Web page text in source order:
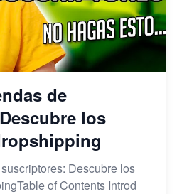
de
los
Descubre los
of Contents Introd